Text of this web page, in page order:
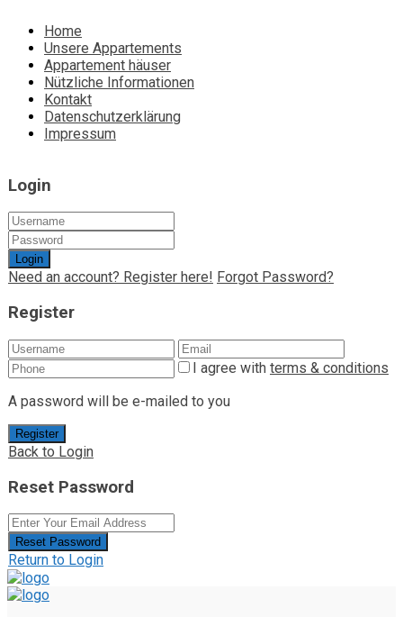
Home
Unsere Appartements
Appartement häuser
Nützliche Informationen
Kontakt
Datenschutzerklärung
Impressum
Login
Login
Need an account? Register here! Forgot Password?
Register
I agree with terms & conditions
A password will be e-mailed to you
Register
Back to Login
Reset Password
Reset Password
Return to Login